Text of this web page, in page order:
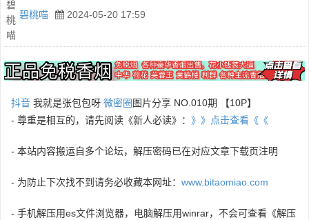
碧桃喵 2024-05-20 17:59
抖音 我就是张包包呀 微密圈 图片分享 NO.010期 【10P】
- 尊重是相互的，请先阅读《新人必读》： 》》点击查看《《
- 本站内容搬运自多个论坛，解压密码已在对应文章下载页注明
- 为防止下次找不到请务必收藏本网址： www.bitaomiao.com
- 手机解压用es文件浏览器，电脑解压用winrar，不会可查看《解压